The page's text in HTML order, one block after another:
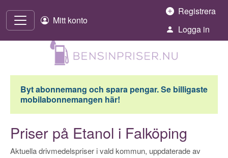
Mitt konto
Registrera
Logga in
Byt abonnemang och spara pengar. Se billigaste
mobilabonnemangen här!
Priser på Etanol i Falköping
Aktuella drivmedelspriser i vald kommun, uppdaterade av